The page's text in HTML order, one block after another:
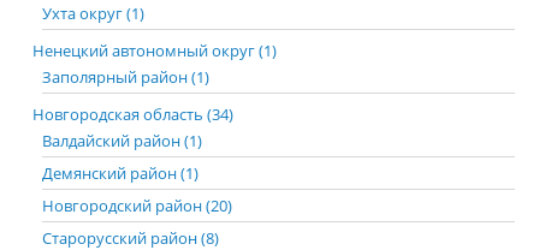
Ухта округ (1)
Ненецкий автономный округ (1)
Заполярный район (1)
Новгородская область (34)
Валдайский район (1)
Демянский район (1)
Новгородский район (20)
Старорусский район (8)